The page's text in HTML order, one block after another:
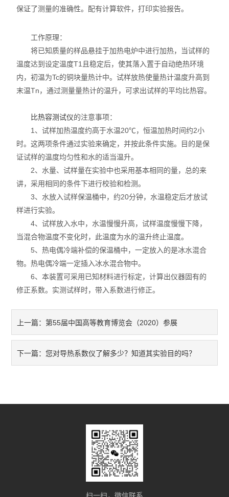
无机非金属材料理化试验仪
玻璃检测仪器
耐火材料保温材料检测仪
石墨炭素检测仪
实验电炉
实验室制样及研磨设备
混凝土、岩土检测仪
直读式透气性测定仪
震摆式筛砂机
保证了测量的准确性。配有计算软件，打印实验报告。
工作原理：
将已知质量的样品悬挂于加热电炉中进行加热，当试样的
温度达到设定温度T1且稳定后，使其落入置于自动绝热环境
内，初温为Tc的铜块量热计中。试样放热使量热计温度升高到
末温Tn，通过测量量热计的温升，可求出试样的平均比热容。
比热容测试仪的注意事项：
1、试样加热温度约高于水温20℃，恒温加热时间约2小
时。这两项条件通过实验来确定，并按此条件实施。目的是保
证试样的温度均匀性和水的适当温升。
2、水量、试样量在实验中也采用基本相同的量，总的来
讲，采用相同的条件下进行校验和检测。
3、水放入试样保温桶中，约20分钟，水温稳定后才放试
样进行实验。
4、试样放入水中，水温慢慢升高，试样温度慢慢下降，
当混合物温度不变化时，此温度为水的温升终止温度。
5、热电偶冷端补偿的保温桶中，一定放入的是冰水混合
物。热电偶冷端一定插入冰水混合物中。
6、本装置可采用已知材料进行标定，计算出仪器固有的
修正系数。实测试样时，带入系数进行修正。
上一篇： 第55届中国高等教育博览会（2020）参展
下一篇：您对导热系数仪了解多少？知道其实验目的吗？